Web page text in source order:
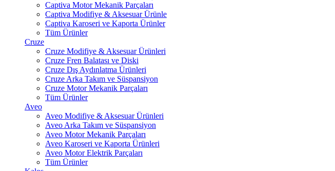
Captiva Motor Mekanik Parçaları
Captiva Modifiye & Aksesuar Ürünle
Captiva Karoseri ve Kaporta Ürünler
Tüm Ürünler
Cruze
Cruze Modifiye & Aksesuar Ürünleri
Cruze Fren Balatası ve Diski
Cruze Dış Aydınlatma Ürünleri
Cruze Arka Takım ve Süspansiyon
Cruze Motor Mekanik Parçaları
Tüm Ürünler
Aveo
Aveo Modifiye & Aksesuar Ürünleri
Aveo Arka Takım ve Süspansiyon
Aveo Motor Mekanik Parçaları
Aveo Karoseri ve Kaporta Ürünleri
Aveo Motor Elektrik Parçaları
Tüm Ürünler